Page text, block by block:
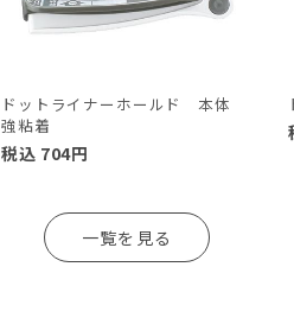
ドットライナーホールド 本体
強粘着
税込 704円
一覧を見る